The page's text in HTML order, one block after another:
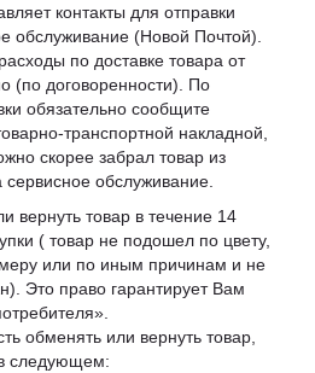
контакты для отправки
обслуживание (Новой Почтой).
по доставке товара от
(по договоренности). По
обязательно сообщите
транспортной накладной,
скорее забрал товар из
обслуживание.
вернуть товар в течение 14
( товар не подошел по цвету,
или по иным причинам и не
Это право гарантирует Вам
обменять или вернуть товар,
следующем: